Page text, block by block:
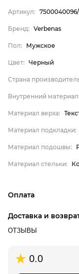
Бренд
Пол
Материал подошвы
Артикул:
Бренд: Verbenas
Пол: Мужское
Цвет: Черный
Страна
Внутренний материал:
Материал верха:
Материал подкладки:
Материал подошвы:
Материал стельки:
Оплата
магазина
Доставка и
срок доставки: 3-4
ОТЗЫВЫ
0.0